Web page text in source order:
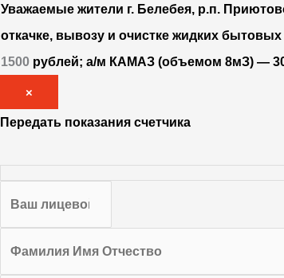
Уважаемые жители г. Белебея, р.п.
откачке, вывозу и очистке жидких
1500 рублей; а/м КАМАЗ (объемом 8мЗ) —
×
Передать показания счетчика